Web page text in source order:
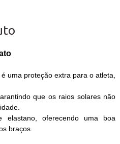
uma proteção extra para o atleta,
que os raios solares não
elastano, oferecendo uma boa
braços.